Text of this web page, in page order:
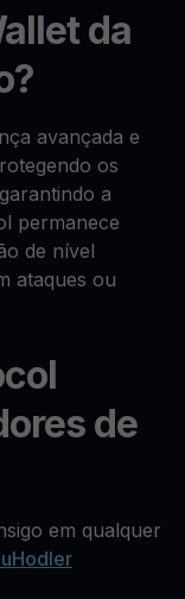
da
avançada e
os
a
permanece
de nível
ataques ou
de
em qualquer